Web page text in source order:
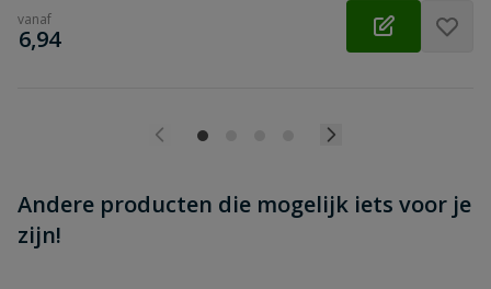
vanaf
€
6,94
Andere producten die mogelijk iets voor je
zijn!